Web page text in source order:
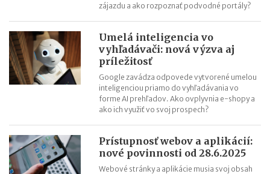
zájazdu a ako rozpoznať podvodné portály?
Umelá inteligencia vo
vyhľadávači: nová výzva aj
príležitosť
Google zavádza odpovede vytvorené umelou
inteligenciou priamo do vyhľadávania vo
forme AI prehľadov. Ako ovplyvnia e-shopy a
ako ich využiť vo svoj prospech?
Prístupnosť webov a aplikácií:
nové povinnosti od 28.6.2025
Webové stránky a aplikácie musia svoj obsah